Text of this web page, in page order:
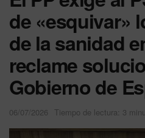
de «esquivar»
de la sanidad
reclame
Gobierno de
06/07/2026 Tiempo de lectura: 3